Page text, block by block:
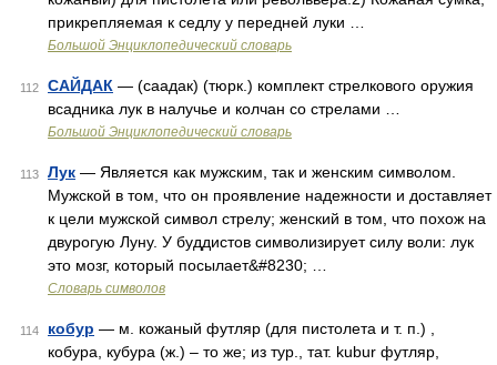
прикрепляемая к седлу у передней луки …
Большой Энциклопедический словарь
112 САЙДАК — (саадак) (тюрк.) комплект стрелкового оружия
всадника лук в налучье и колчан со стрелами …
Большой Энциклопедический словарь
113 Лук — Является как мужским, так и женским символом.
Мужской в том, что он проявление надежности и доставляет
к цели мужской символ стрелу; женский в том, что похож на
двурогую Луну. У буддистов символизирует силу воли: лук
это мозг, который посылает&#8230; …
Словарь символов
114 кобур — м. кожаный футляр (для пистолета и т. п.) ,
кобура, кубура (ж.) – то же; из тур., тат. kubur футляр,